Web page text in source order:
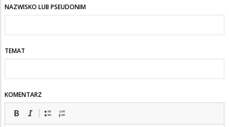
NAZWISKO LUB PSEUDONIM
TEMAT
KOMENTARZ